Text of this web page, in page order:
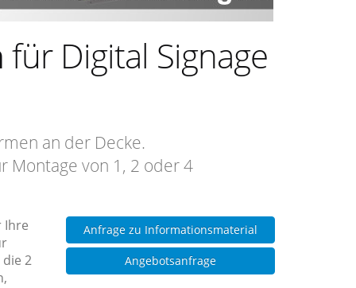
für Digital Signage
an der Decke.
Montage von 1, 2 oder 4
Ihre
2
Anfrage zu Informationsmaterial
Angebotsanfrage